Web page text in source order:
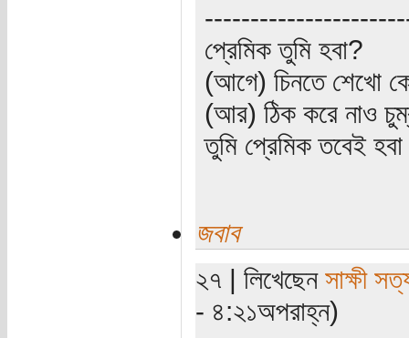
প্রেমিক তুমি হবা?
(আগে) চিনতে শেখো
(আর) ঠিক করে নাও
তুমি প্রেমিক তবেই
জবাব
২৭ | লিখেছেন সাক্ষী
- ৪:২১অপরাহ্ন)